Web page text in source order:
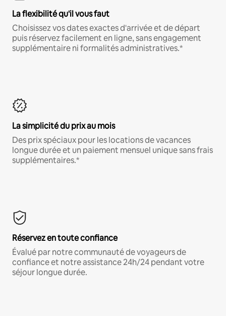
La flexibilité qu'il vous faut
Choisissez vos dates exactes d'arrivée et de départ
puis réservez facilement en ligne, sans engagement
supplémentaire ni formalités administratives.*
La simplicité du prix au mois
Des prix spéciaux pour les locations de vacances
longue durée et un paiement mensuel unique sans frais
supplémentaires.*
Réservez en toute confiance
Évalué par notre communauté de voyageurs de
confiance et notre assistance 24h/24 pendant votre
séjour longue durée.